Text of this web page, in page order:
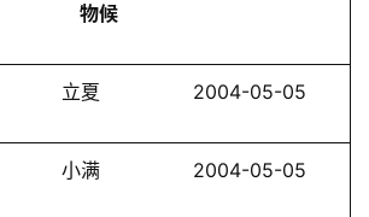
物候
立夏 2004-05-05
小满 2004-05-05